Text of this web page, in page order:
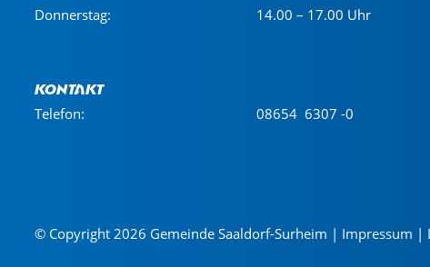
Donnerstag:
14.00 – 17.00 Uhr
Kontakt
Telefon: 08654 6307 -0
© Copyright 2026 Gemeinde Saaldorf-Surheim | Impressum |